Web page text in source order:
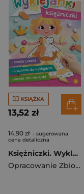
KSIĄŻKA
13,52 zł
14,90 zł - sugerowana
cena detaliczna
Księżniczki. Wyklejanki
Opracowanie Zbiorowe